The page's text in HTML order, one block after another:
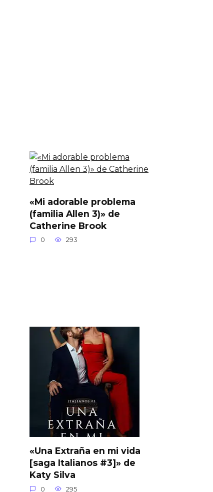
«Mi adorable problema
(familia Allen 3)» de
Catherine Brook
0 293
«Una Extraña en mi vida
[saga Italianos #3]» de
Katy Silva
0 295